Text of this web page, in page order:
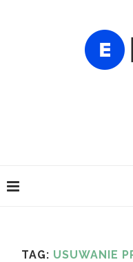
TAG: USUWANIE